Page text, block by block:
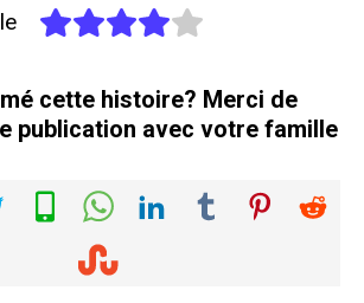
cette histoire? Merci de
publication avec votre famille